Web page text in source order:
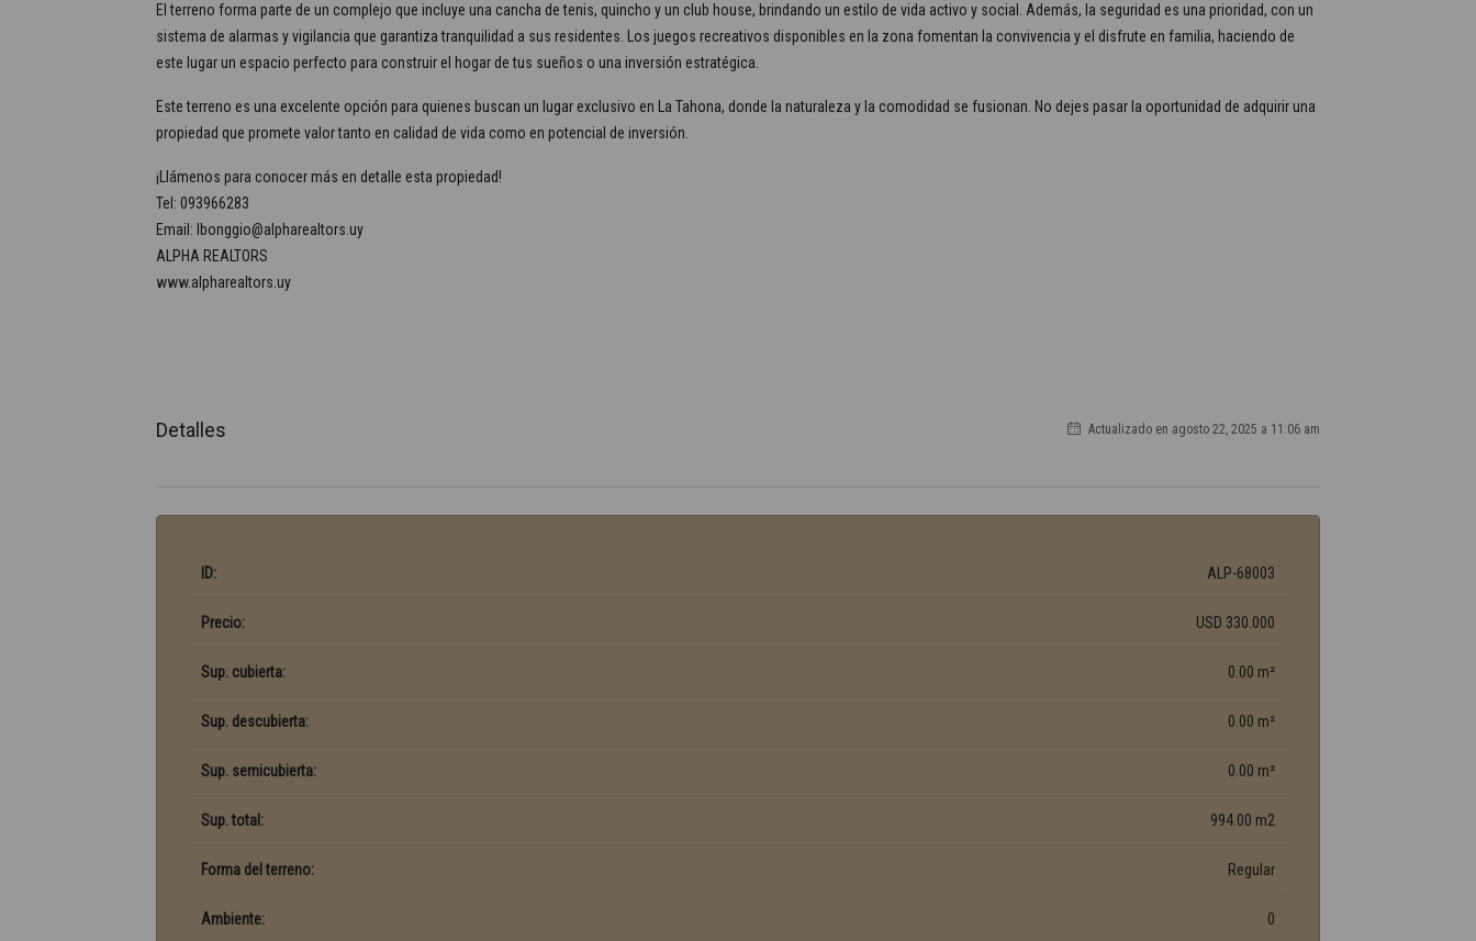
El terreno forma parte de un complejo que incluye una cancha de tenis, quincho y un club house, brindando un estilo de vida activo y social. Además, la seguridad es una prioridad, con un
sistema de alarmas y vigilancia que garantiza tranquilidad a sus residentes. Los juegos recreativos disponibles en la zona fomentan la convivencia y el disfrute en familia, haciendo de
este lugar un espacio perfecto para construir el hogar de tus sueños o una inversión estratégica.
Este terreno es una excelente opción para quienes buscan un lugar exclusivo en La Tahona, donde la naturaleza y la comodidad se fusionan. No dejes pasar la oportunidad de adquirir una
propiedad que promete valor tanto en calidad de vida como en potencial de inversión.
¡Llámenos para conocer más en detalle esta propiedad!
Tel: 093966283
Email: lbonggio@alpharealtors.uy
ALPHA REALTORS
www.alpharealtors.uy
Detalles Actualizado en agosto 22, 2025 a 11:06 am
ID: ALP-68003
Precio: USD 330.000
Sup. cubierta: 0.00 m²
Sup. descubierta: 0.00 m²
Sup. semicubierta: 0.00 m²
Sup. total: 994.00 m2
Forma del terreno: Regular
Ambiente: 0